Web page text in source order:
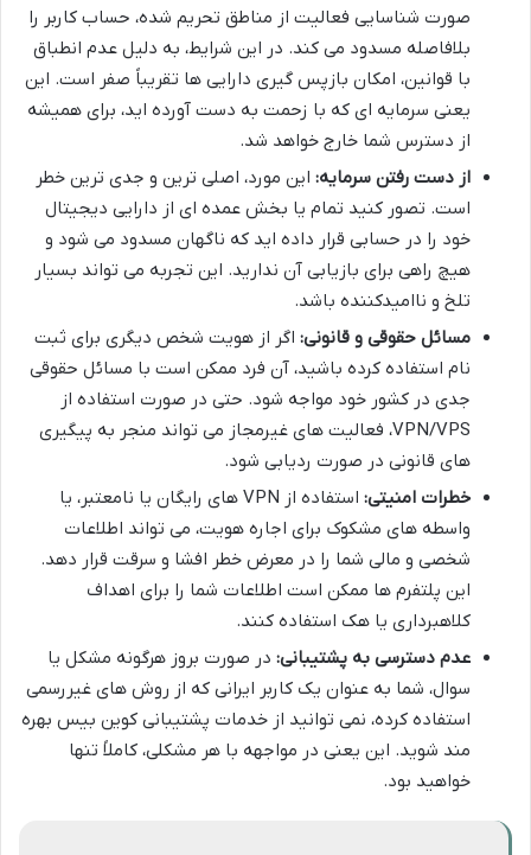
صورت شناسایی فعالیت از مناطق تحریم شده، حساب کاربر را
بلافاصله مسدود می کند. در این شرایط، به دلیل عدم انطباق
با قوانین، امکان بازپس گیری دارایی ها تقریباً صفر است. این
یعنی سرمایه ای که با زحمت به دست آورده اید، برای همیشه
از دسترس شما خارج خواهد شد.
از دست رفتن سرمایه: این مورد، اصلی ترین و جدی ترین خطر
است. تصور کنید تمام یا بخش عمده ای از دارایی دیجیتال
خود را در حسابی قرار داده اید که ناگهان مسدود می شود و
هیچ راهی برای بازیابی آن ندارید. این تجربه می تواند بسیار
تلخ و ناامیدکننده باشد.
مسائل حقوقی و قانونی: اگر از هویت شخص دیگری برای ثبت
نام استفاده کرده باشید، آن فرد ممکن است با مسائل حقوقی
جدی در کشور خود مواجه شود. حتی در صورت استفاده از
VPN/VPS، فعالیت های غیرمجاز می تواند منجر به پیگیری
های قانونی در صورت ردیابی شود.
خطرات امنیتی:
استفاده از VPN های رایگان یا نامعتبر، یا
واسطه های مشکوک برای اجاره هویت، می تواند اطلاعات
شخصی و مالی شما را در معرض خطر افشا و سرقت قرار دهد.
این پلتفرم ها ممکن است اطلاعات شما را برای اهداف
کلاهبرداری یا هک استفاده کنند.
عدم دسترسی به پشتیبانی: در صورت بروز هرگونه مشکل یا
سوال، شما به عنوان یک کاربر ایرانی که از روش های غیررسمی
استفاده کرده، نمی توانید از خدمات پشتیبانی کوین بیس بهره
مند شوید. این یعنی در مواجهه با هر مشکلی، کاملاً تنها
خواهید بود.